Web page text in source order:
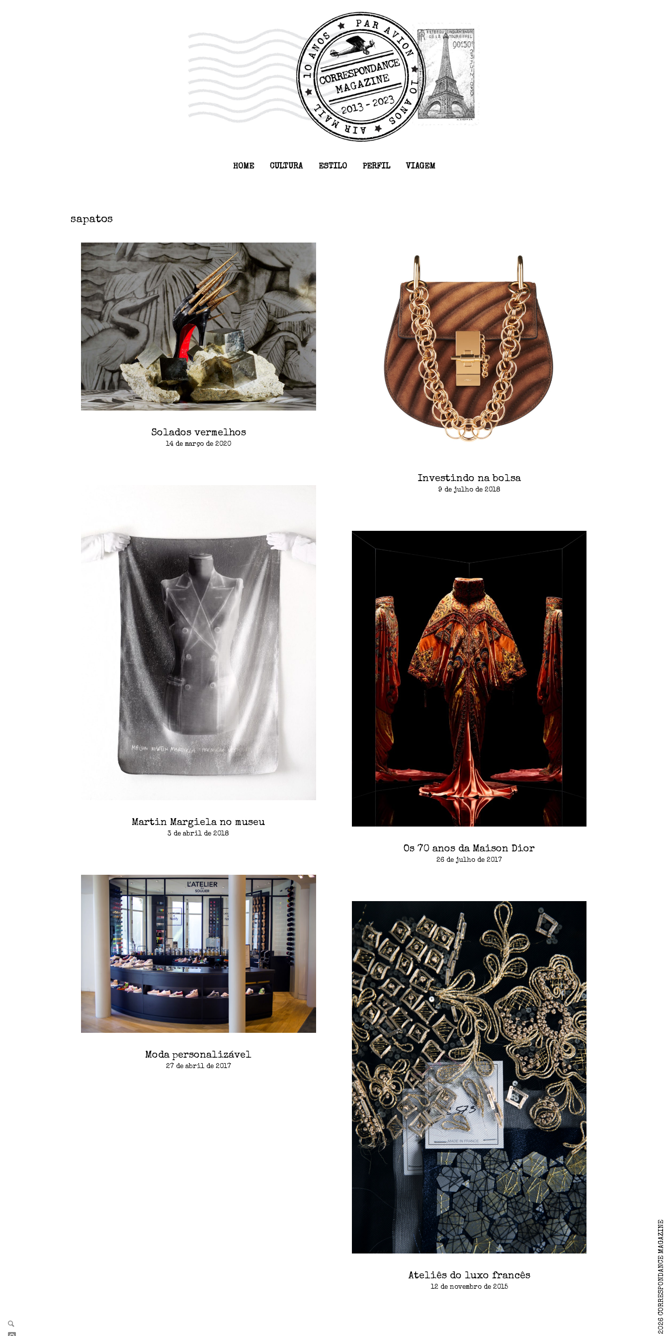
HOME CULTURA ESTILO PERFIL VIAGEM
sapatos
Solados vermelhos
14 de março de 2020
Investindo na bolsa
9 de julho de 2018
Martin Margiela no museu
3 de abril de 2018
Os 70 anos da Maison Dior
26 de julho de 2017
Moda personalizável
27 de abril de 2017
Ateliês do luxo francês
12 de novembro de 2015 2026 CORRESPONDANCE MAGAZINE